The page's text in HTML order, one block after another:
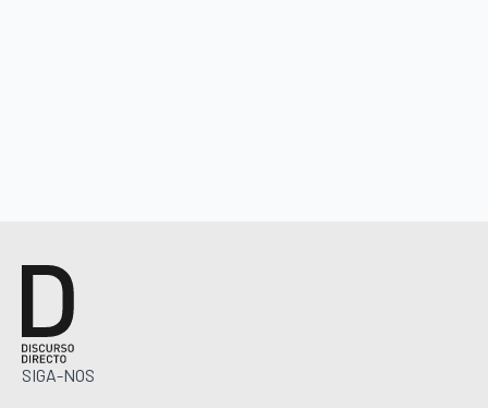
SIGA-NOS